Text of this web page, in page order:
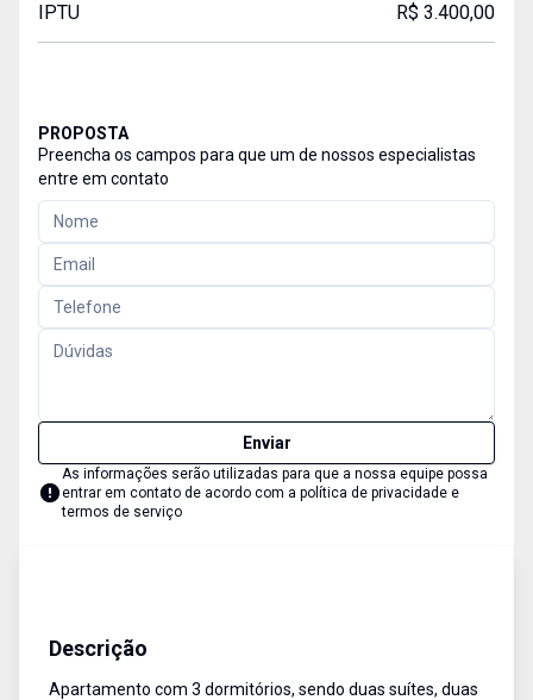
IPTU R$ 3.400,00
PROPOSTA
Preencha os campos para que um de nossos especialistas
entre em contato
Enviar
As informações serão utilizadas para que a nossa equipe possa
entrar em contato de acordo com a política de privacidade e
termos de serviço
Descrição
Apartamento com 3 dormitórios, sendo duas suítes, duas